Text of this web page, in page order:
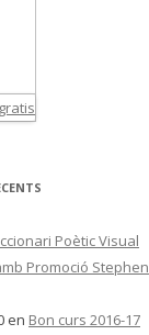
Poètic Visual
Promoció Stephen
en Bon curs 2016-17